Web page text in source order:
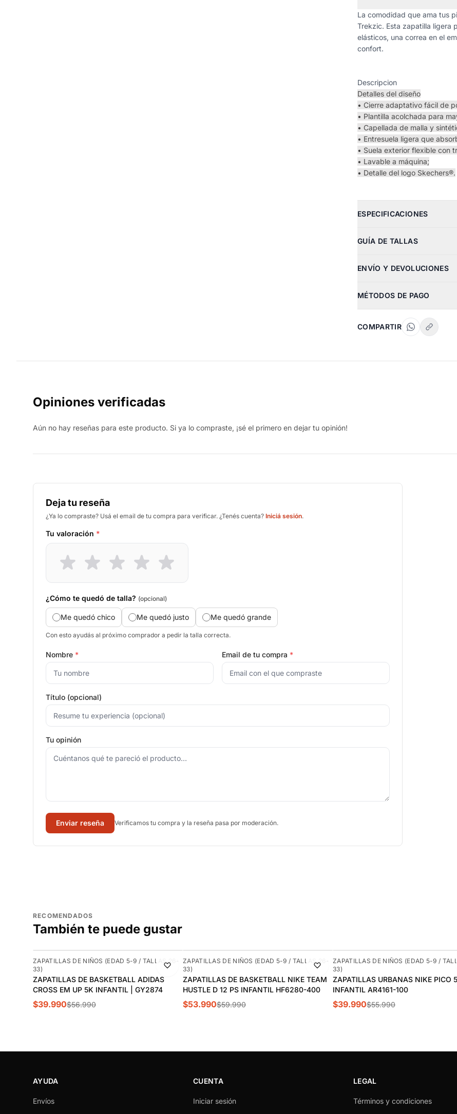
La comodidad que ama tus
Trekzic. Esta zapatilla ligera
elásticos, una correa en el
confort.
Descripcion
Detalles del diseño
• Cierre adaptativo fácil de
• Plantilla acolchada para
• Capellada de malla y
• Entresuela ligera que
• Suela exterior flexible con
• Lavable a máquina;
• Detalle del logo Skechers®.
ESPECIFICACIONES
GUÍA DE TALLAS
ENVÍO Y DEVOLUCIONES
MÉTODOS DE PAGO
COMPARTIR
Opiniones verificadas
Aún no hay reseñas para este producto. Si ya lo compraste, ¡sé el primero en dejar tu opinión!
Deja tu reseña
¿Ya lo compraste? Usá el email de tu compra para verificar. ¿Tenés cuenta? Iniciá sesión.
Tu valoración *
¿Cómo te quedó de talla? (opcional)
Me quedó chico Me quedó justo Me quedó grande
Con esto ayudás al próximo comprador a pedir la talla correcta.
Nombre * Email de tu compra *
Título (opcional)
Tu opinión
Enviar reseña Verificamos tu compra y la reseña pasa por moderación.
RECOMENDADOS
También te puede gustar
-30%
ZAPATILLAS DE NIÑOS (EDAD 5-9 / TALLAS 26-
33)
ZAPATILLAS DE BASKETBALL ADIDAS
CROSS EM UP 5K INFANTIL | GY2874
$39.990$56.990
-10%
ZAPATILLAS DE NIÑOS (EDAD 5-9 / TALLAS 26-
33)
ZAPATILLAS DE BASKETBALL NIKE TEAM
HUSTLE D 12 PS INFANTIL HF6280-400
$53.990$59.990
-29%
ZAPATILLAS DE NIÑOS (EDAD 5-9 /
33)
ZAPATILLAS URBANAS NIKE PICO 5
INFANTIL AR4161-100
$39.990$55.990
AYUDA
Envíos
CUENTA
Iniciar sesión
LEGAL
Términos y condiciones